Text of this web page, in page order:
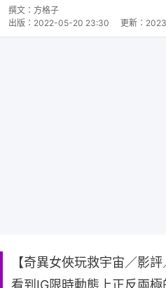
撰文： 方格子
出版： 2022-05-20 23:30 更新：
【奇異女俠玩救宇宙／影
看到IG限時動態上正反兩